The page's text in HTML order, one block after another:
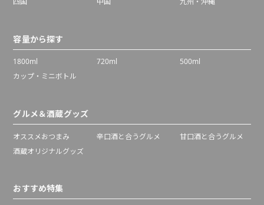
容量から探す
1800ml 720ml
500ml
カップ・ミニボトル
グルメ＆酒蔵グッズ
オススメおつまみ 辛口酒と合うグルメ
甘口酒と合うグルメ
酒蔵オリジナルグッズ
おすすめ特集